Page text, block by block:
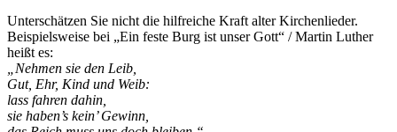
Unterschätzen Sie nicht die hilfreiche Kraft alter Kirchenlieder.
Beispielsweise bei „Ein feste Burg ist unser Gott“ / Martin Luther
heißt es:
„Nehmen sie den Leib,
Gut, Ehr, Kind und Weib:
lass fahren dahin,
sie haben’s kein’ Gewinn,